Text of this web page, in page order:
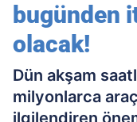
bugünden
olacak!
Dün akşam
milyonlarca
ilgilendiren